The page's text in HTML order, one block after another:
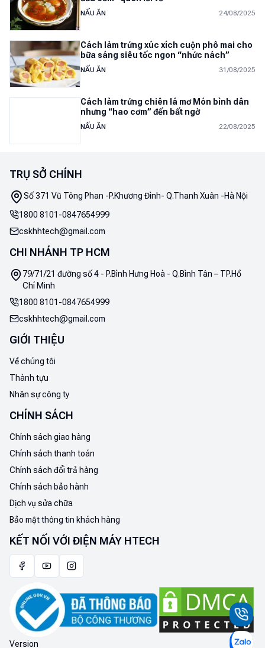
NẤU ĂN 24/08/2025
Cách làm trứng xúc xích cuộn phô mai cho
bữa sáng siêu tốc ngon “nhức nách”
NẤU ĂN 31/08/2025
Cách làm trứng chiên lá mơ Món bình dân
nhưng “hao cơm” đến bất ngờ
NẤU ĂN 22/08/2025
TRỤ SỞ CHÍNH
Số 371 Vũ Tông Phan -P.Khương Đình- Q.Thanh Xuân -Hà Nội
1800 8101 -0847654999
cskhhtech@gmail.com
CHI NHÁNH TP HCM
79/71/21 đường số 4 - P.Bình Hưng Hoà - Q.Bình Tân – TP.Hồ
Chí Minh
1800 8101 -0847654999
cskhhtech@gmail.com
GIỚI THIỆU
Về chúng tôi
Thành tựu
Nhân sự công ty
CHÍNH SÁCH
Chính sách giao hàng
Chính sách thanh toán
Chính sách đổi trả hàng
Chính sách bảo hành
Dịch vụ sửa chữa
Bảo mật thông tin khách hàng
KẾT NỐI VỚI ĐIỆN MÁY HTECH
Version